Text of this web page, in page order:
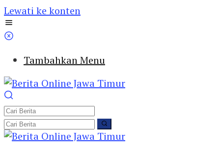
Lewati ke konten
Tambahkan Menu